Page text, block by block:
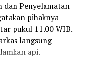
berkoordinasi
menindaklanjuti
pihak yang
dan Penyelamatan
pihaknya
pukul 11.00 WIB.
langsung
api.